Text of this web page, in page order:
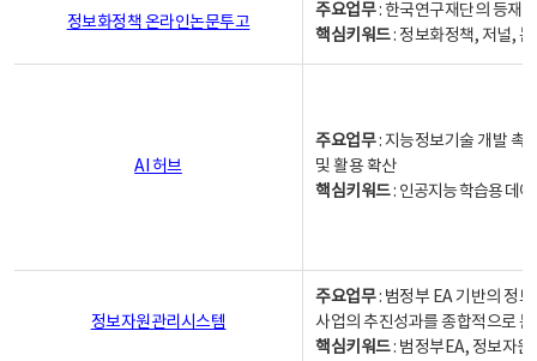
정보화정책 온라인논문투고
주요업무: 한국연구재단의 등재
핵심키워드: 정보화정책, 저널,
AI 허브
주요업무: 지능정보기술 개발 촉
및 활용 확산
핵심키워드: 인공지능 학습용 데
정보자원관리시스템
주요업무: 범정부 EA 기반의 정
사업의 추진성과를 종합적으로
핵심키워드: 범정부EA, 정보자